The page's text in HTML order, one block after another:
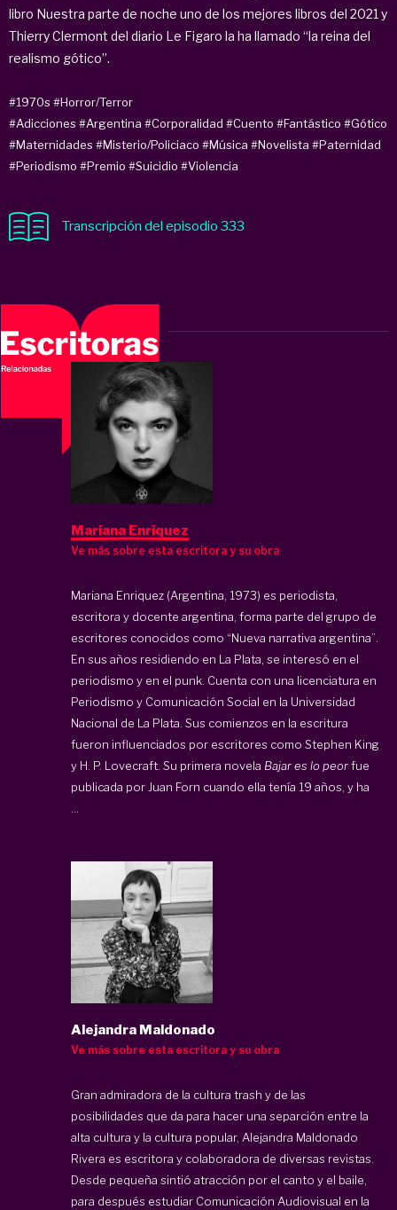
libro Nuestra parte de noche uno de los mejores libros del 2021 y
Thierry Clermont del diario Le Figaro la ha llamado “la reina del
realismo gótico”.
#1970s #Horror/Terror
#Adicciones #Argentina #Corporalidad #Cuento #Fantástico #Gótico
#Maternidades #Misterio/Policiaco #Música #Novelista #Paternidad
#Periodismo #Premio #Suicidio #Violencia
Transcripción del episodio 333
Mariana Enriquez
Ve más sobre esta escritora y su obra
Mariana Enriquez (Argentina, 1973) es periodista,
escritora y docente argentina, forma parte del grupo de
escritores conocidos como “Nueva narrativa argentina”.
En sus años residiendo en La Plata, se interesó en el
periodismo y en el punk. Cuenta con una licenciatura en
Periodismo y Comunicación Social en la Universidad
Nacional de La Plata. Sus comienzos en la escritura
fueron influenciados por escritores como Stephen King
y H. P. Lovecraft. Su primera novela Bajar es lo peorfue
publicada por Juan Forn cuando ella tenía 19 años, y ha
...
Alejandra Maldonado
Ve más sobre esta escritora y su obra
Gran admiradora de la cultura trash y de las
posibilidades que da para hacer una separción entre la
alta cultura y la cultura popular, Alejandra Maldonado
Rivera es escritora y colaboradora de diversas revistas.
Desde pequeña sintió atracción por el canto y el baile,
para después estudiar Comunicación Audiovisual en la